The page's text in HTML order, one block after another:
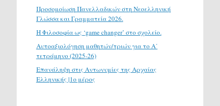
Προσομοίωση Πανελλαδικών στη Νεοελληνική
Γλώσσα και Γραμματεία 2026.
H Φιλοσοφία ως ‘game changer’ στο σχολείο.
Αυτοαξιολόγηση μαθητών/τριών για το Α΄
τετράμηνο (2025-26)
Επανάληψη στις Αντωνυμίες της Αρχαίας
Ελληνικής |1ο μέρος